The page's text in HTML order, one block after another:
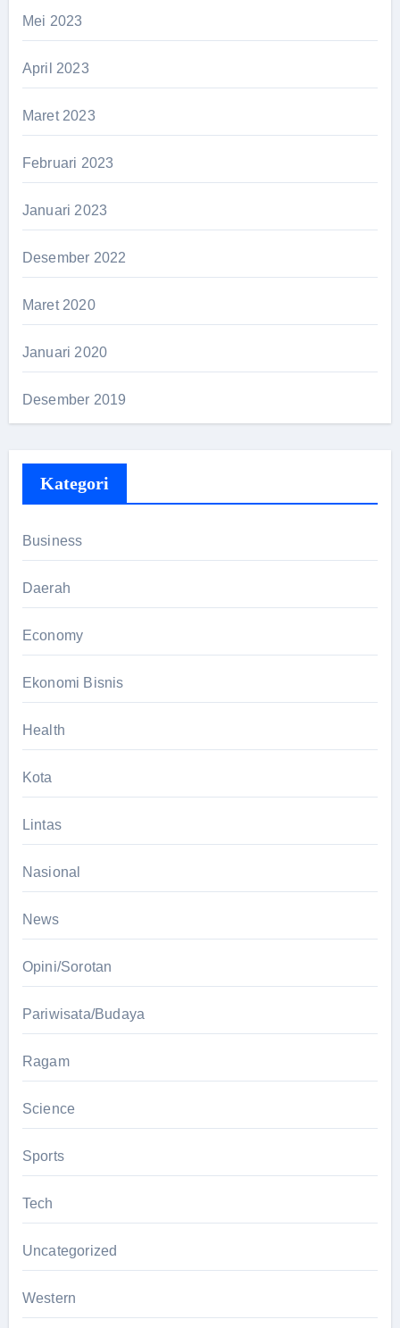
Mei 2023
April 2023
Maret 2023
Februari 2023
Januari 2023
Desember 2022
Maret 2020
Januari 2020
Desember 2019
Kategori
Business
Daerah
Economy
Ekonomi Bisnis
Health
Kota
Lintas
Nasional
News
Opini/Sorotan
Pariwisata/Budaya
Ragam
Science
Sports
Tech
Uncategorized
Western